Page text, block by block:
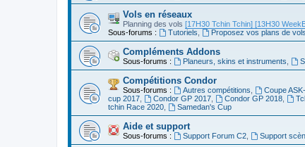
Vols en réseaux
Planning des vols [17H30 Tchin Tchin] [13H30
Sous-forums :
Tutoriels Proposez vos plans de vols
Compléments Addons
Sous-forums : Planeurs, skins et instruments
Compétitions Condor
Sous-forums : Autres compétitions Coupe
cup 2017
Condor GP 2017, Condor GP 2018,
tchin Race 2020
Samedan's Cup
Aide et support
Sous-forums : Support Forum C2, Support